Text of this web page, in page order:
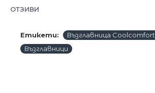
ОТЗИВИ
Етикети: Възглавница Coolcomfort
Възглавници